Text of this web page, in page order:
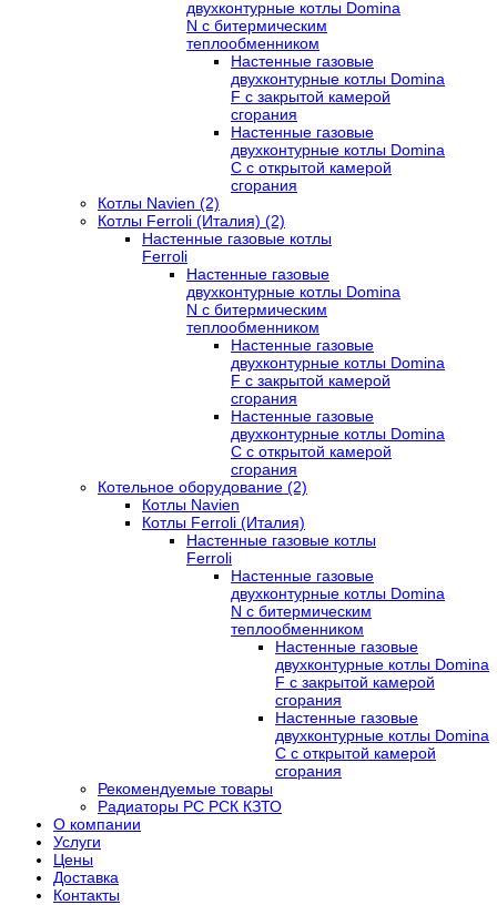
двухконтурные котлы Domina
N с битермическим
теплообменником
Настенные газовые
двухконтурные котлы Domina
F с закрытой камерой
сгорания
Настенные газовые
двухконтурные котлы Domina
C с открытой камерой
сгорания
Котлы Navien (2)
Котлы Ferroli (Италия) (2)
Настенные газовые котлы
Ferroli
Настенные газовые
двухконтурные котлы Domina
N с битермическим
теплообменником
Настенные газовые
двухконтурные котлы Domina
F с закрытой камерой
сгорания
Настенные газовые
двухконтурные котлы Domina
C с открытой камерой
сгорания
Котельное оборудование (2)
Котлы Navien
Котлы Ferroli (Италия)
Настенные газовые котлы
Ferroli
Настенные газовые
двухконтурные котлы Domina
N с битермическим
теплообменником
Настенные газовые
двухконтурные котлы Domina
F с закрытой камерой
сгорания
Настенные газовые
двухконтурные котлы Domina
C с открытой камерой
сгорания
Рекомендуемые товары
Радиаторы РС РСК КЗТО
О компании
Услуги
Цены
Доставка
Контакты